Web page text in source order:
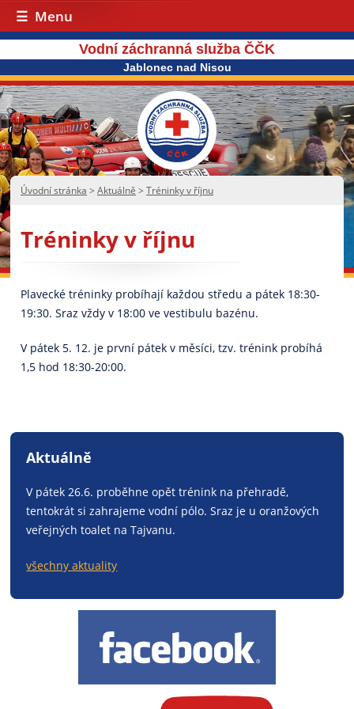
Menu
Vodní záchranná služba ČČK
Jablonec nad Nisou
Úvodní stránka >Aktuálně >Tréninky v říjnu
Tréninky v říjnu
Plavecké tréninky probíhají každou středu a pátek 18:30-
19:30. Sraz vždy v 18:00 ve vestibulu bazénu.
V pátek 5. 12. je první pátek v měsíci, tzv. trénink probíhá
1,5 hod 18:30-20:00.
Aktuálně
V pátek 26.6. proběhne opět trénink na přehradě,
tentokrát si zahrajeme vodní pólo. Sraz je u oranžových
veřejných toalet na Tajvanu.
všechny aktuality